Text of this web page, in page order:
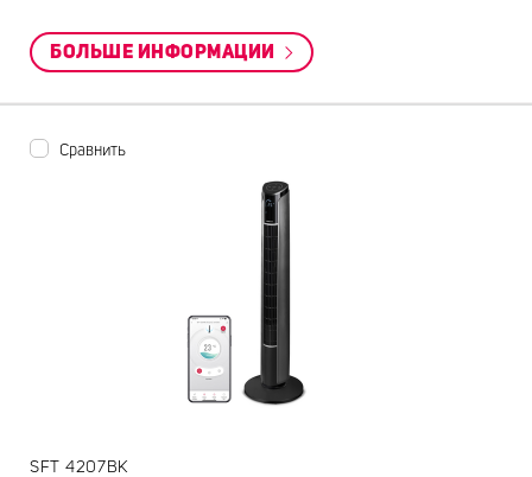
БОЛЬШЕ ИНФОРМАЦИИ
Сравнить
SFT 4207BK